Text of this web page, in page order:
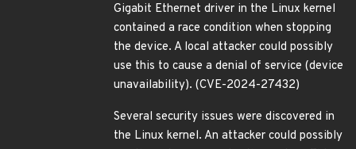
Gigabit Ethernet driver in the Linux kernel
contained a race condition when stopping
the device. A local attacker could possibly
use this to cause a denial of service (device
unavailability). (CVE-2024-27432)
Several security issues were discovered in
the Linux kernel. An attacker could possibly